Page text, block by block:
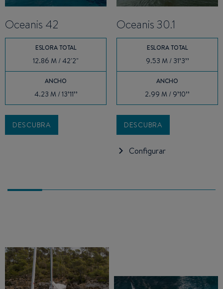
Oceanis 42
ESLORA TOTAL
12.86 M / 42'2"
ANCHO
4.23 M / 13’11’’
DESCUBRA
Oceanis 30.1
ESLORA TOTAL
9.53 M / 31’3’’
ANCHO
2.99 M / 9’10’’
DESCUBRA
Configurar